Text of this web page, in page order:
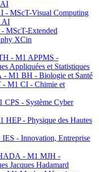
AI
- MScT-Visual Computing
AI
MScT-Extended
XCin
- M1 APPMS -
Appliquées et Statistiques
M1 BH - Biologie et Santé
M1 CI - Chimie et
CPS - Système Cyber
HEP - Physique des Hautes
- Innovation, Entreprise
- M1 MJH -
Jacques Hadamard